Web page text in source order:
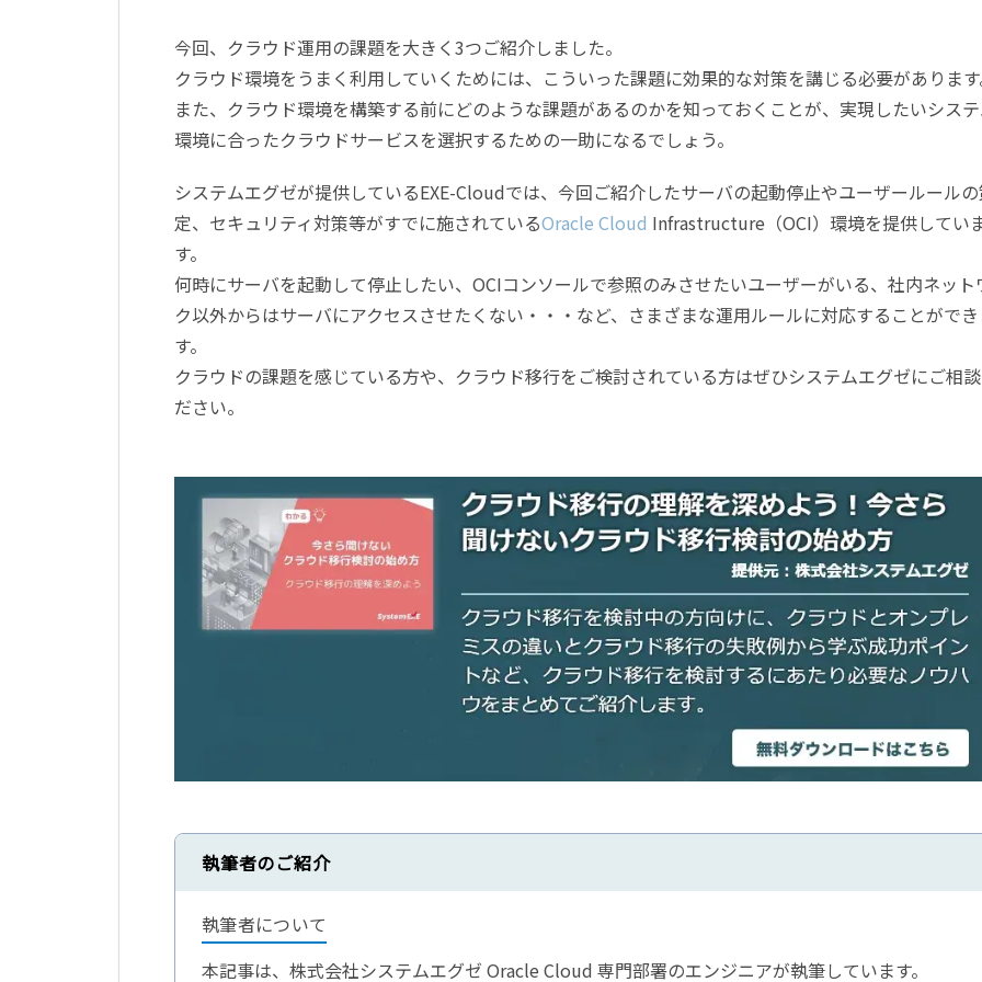
今回、クラウド運用の課題を大きく3つご紹介しました。
クラウド環境をうまく利用していくためには、こういった課題に効果的な対策を講じる必要があります
また、クラウド環境を構築する前にどのような課題があるのかを知っておくことが、実現したいシス
環境に合ったクラウドサービスを選択するための一助になるでしょう。
システムエグゼが提供しているEXE-Cloudでは、今回ご紹介したサーバの起動停止やユーザールール
定、セキュリティ対策等がすでに施されているOracle Cloud Infrastructure（OCI）環境を提供してい
す。
何時にサーバを起動して停止したい、OCIコンソールで参照のみさせたいユーザーがいる、社内ネット
ク以外からはサーバにアクセスさせたくない・・・など、さまざまな運用ルールに対応することができ
す。
クラウドの課題を感じている方や、クラウド移行をご検討されている方はぜひシステムエグゼにご相談
ださい。
執筆者のご紹介
執筆者について
本記事は、株式会社システムエグゼ Oracle Cloud 専門部署のエンジニアが執筆しています。